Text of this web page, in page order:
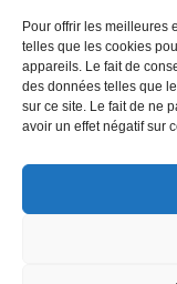
Pour offrir les meilleures
telles que les cookies
appareils. Le fait de
des données telles que
sur ce site. Le fait de ne
avoir un effet négatif sur
Politique de